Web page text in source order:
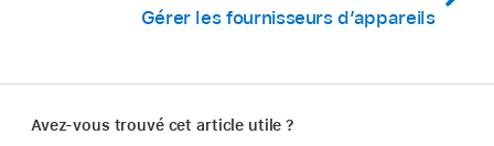
Gérer les fournisseurs d’appareils
Avez-vous trouvé cet article utile ?